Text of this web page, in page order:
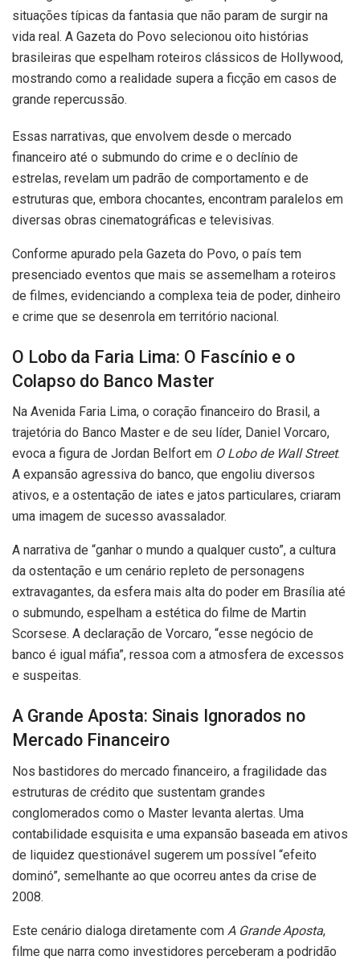
situações típicas da fantasia que não param de surgir na
vida real. A Gazeta do Povo selecionou oito histórias
brasileiras que espelham roteiros clássicos de Hollywood,
mostrando como a realidade supera a ficção em casos de
grande repercussão.
Essas narrativas, que envolvem desde o mercado
financeiro até o submundo do crime e o declínio de
estrelas, revelam um padrão de comportamento e de
estruturas que, embora chocantes, encontram paralelos em
diversas obras cinematográficas e televisivas.
Conforme apurado pela Gazeta do Povo, o país tem
presenciado eventos que mais se assemelham a roteiros
de filmes, evidenciando a complexa teia de poder, dinheiro
e crime que se desenrola em território nacional.
O Lobo da Faria Lima: O Fascínio e o
Colapso do Banco Master
Na Avenida Faria Lima, o coração financeiro do Brasil, a
trajetória do Banco Master e de seu líder, Daniel Vorcaro,
evoca a figura de Jordan Belfort em O Lobo de Wall Street.
A expansão agressiva do banco, que engoliu diversos
ativos, e a ostentação de iates e jatos particulares, criaram
uma imagem de sucesso avassalador.
A narrativa de “ganhar o mundo a qualquer custo”, a cultura
da ostentação e um cenário repleto de personagens
extravagantes, da esfera mais alta do poder em Brasília até
o submundo, espelham a estética do filme de Martin
Scorsese. A declaração de Vorcaro, “esse negócio de
banco é igual máfia”, ressoa com a atmosfera de excessos
e suspeitas.
A Grande Aposta: Sinais Ignorados no
Mercado Financeiro
Nos bastidores do mercado financeiro, a fragilidade das
estruturas de crédito que sustentam grandes
conglomerados como o Master levanta alertas. Uma
contabilidade esquisita e uma expansão baseada em ativos
de liquidez questionável sugerem um possível “efeito
dominó”, semelhante ao que ocorreu antes da crise de
2008.
Este cenário dialoga diretamente com A Grande Aposta,
filme que narra como investidores perceberam a podridão